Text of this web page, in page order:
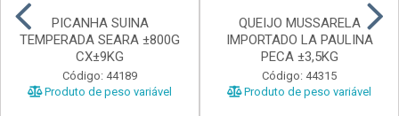
PICANHA SUINA
TEMPERADA SEARA ±800G
CX±9KG
Código: 44189
Produto de peso variável
QUEIJO MUSSARELA
IMPORTADO LA PAULINA
PECA ±3,5KG
Código: 44315
Produto de peso variável